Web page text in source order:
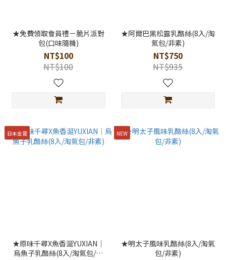
★免費領取會員禮－脆片派對
包(口味隨機)
NT$100
NT$100
★阿爾巴黑松露乳酪絲(8入/淘
氣包/非素)
NT$750
NT$935
日本金賞
★原味千尋X魚香涎YUXIAN｜
烏魚子乳酪絲(8入/淘氣包/非
NEW
★明太子風味乳酪絲(8入/淘氣
包/非素)